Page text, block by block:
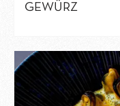
GEWÜRZ